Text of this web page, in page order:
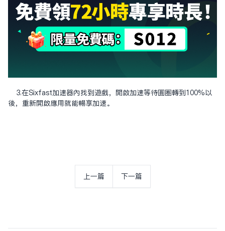
3.在Sixfast加速器內找到遊戲，開啟加速等待圓圈轉到100%以
後，重新開啟應用就能暢享加速。
上一篇 下一篇